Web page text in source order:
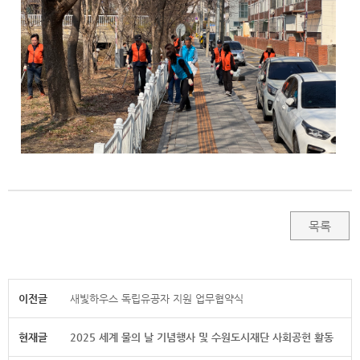
목록
이전글 새빛하우스 독립유공자 지원 업무협약식
현재글 2025 세계 물의 날 기념행사 및 수원도시재단 사회공헌 활동